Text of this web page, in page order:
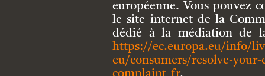
européenne. Vous pouvez
le site internet de la
dédié à la médiation de
https://ec.europa.eu/info/
eu/consumers/resolve-your-